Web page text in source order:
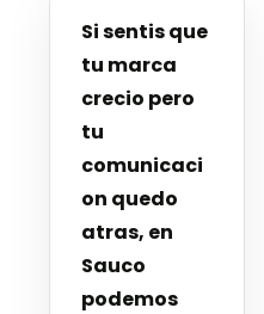
Si sentis que
tu marca
crecio pero
tu
comunicaci
on quedo
atras, en
Sauco
podemos